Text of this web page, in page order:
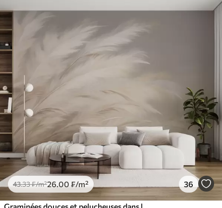
43.33₣/m²26 .00 ₣/m² 36